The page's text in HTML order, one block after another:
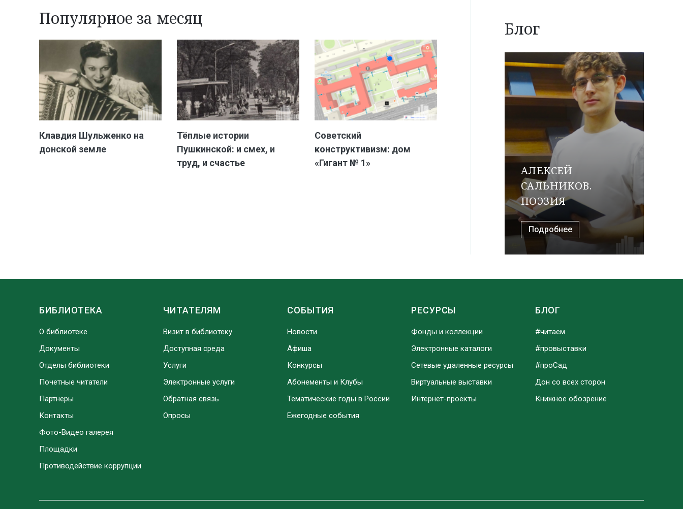
Популярное за месяц
Клавдия Шульженко на
донской земле
Тёплые истории
Пушкинской: и смех, и
труд, и счастье
Советский
конструктивизм: дом
«Гигант № 1»
Блог
АЛЕКСЕЙ
САЛЬНИКОВ.
ПОЭЗИЯ
Подробнее
БИБЛИОТЕКА
О библиотеке
Документы
Отделы библиотеки
Почетные читатели
Партнеры
Контакты
Фото-Видео галерея
Площадки
Противодействие коррупции
ЧИТАТЕЛЯМ
Визит в библиотеку
Доступная среда
Услуги
Электронные услуги
Обратная связь
Опросы
СОБЫТИЯ
Новости
Афиша
Конкурсы
Абонементы и Клубы
Тематические годы в России
Ежегодные события
РЕСУРСЫ
Фонды и коллекции
Электронные каталоги
Сетевые удаленные ресурсы
Виртуальные выставки
Интернет-проекты
БЛОГ
#читаем
#провыставки
#проСад
Дон со всех сторон
Книжное обозрение